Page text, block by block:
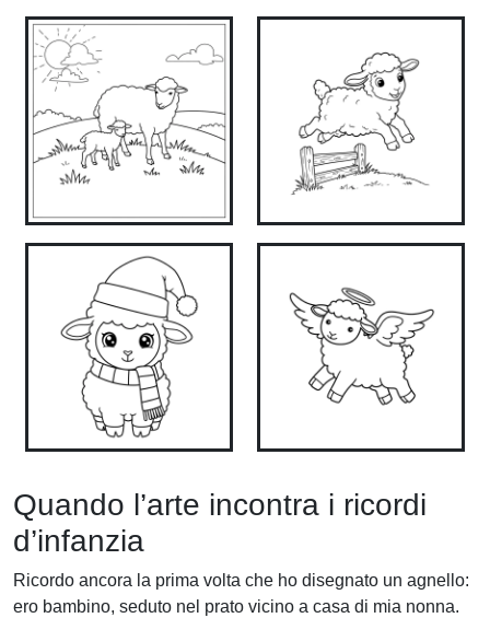
Quando l’arte incontra i ricordi
d’infanzia
Ricordo ancora la prima volta che ho disegnato un agnello:
ero bambino, seduto nel prato vicino a casa di mia nonna.